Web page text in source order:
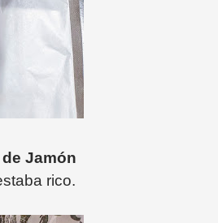
Jamón
rico.